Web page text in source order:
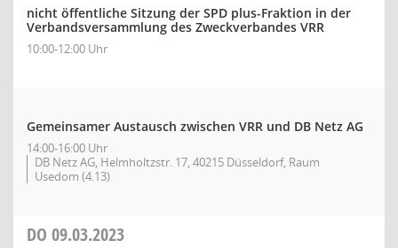
nicht öffentliche Sitzung der SPD plus-Fraktion in der
Verbandsversammlung des Zweckverbandes VRR
10:00-12:00 Uhr
Gemeinsamer Austausch zwischen VRR und DB Netz AG
14:00-16:00 Uhr
DB Netz AG, Helmholtzstr. 17, 40215 Düsseldorf, Raum
Usedom (4.13)
DO 09.03.2023